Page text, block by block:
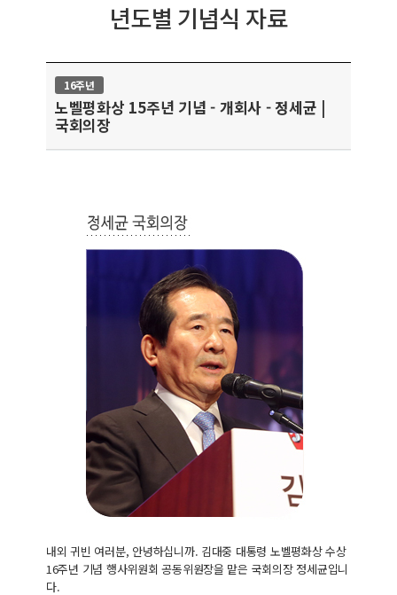
년도별 기념식 자료
16주년
노벨평화상 15주년 기념 - 개회사 - 정세균 |
국회의장
내외 귀빈 여러분, 안녕하십니까. 김대중 대통령 노벨평화상 수상
16주년 기념 행사위원회 공동위원장을 맡은 국회의장 정세균입니
다.